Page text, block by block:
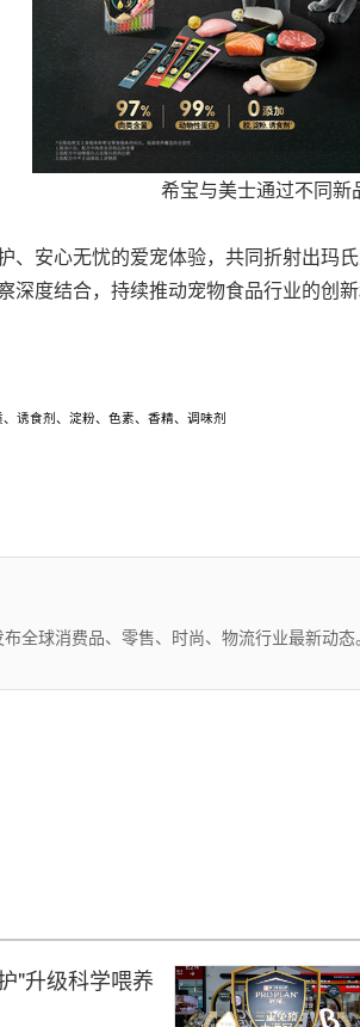
希宝与美士通过不同
、安心无忧的爱宠体验，共同折射出玛
深度结合，持续推动宠物食品行业的创
诱食剂、淀粉、色素、香精、调味剂
布全球消费品、零售、时尚、物流行业最新动态
"升级科学喂养